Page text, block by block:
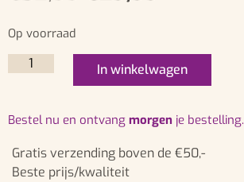
Op voorraad
In winkelwagen
bestel nu en ontvang morgen je bestelling.
Gratis verzending boven de €50,-
Beste prijs/kwaliteit